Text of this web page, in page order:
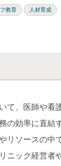
教育
人材育成
て、医師や看
の効率に直結
リソースの中
ニック経営者